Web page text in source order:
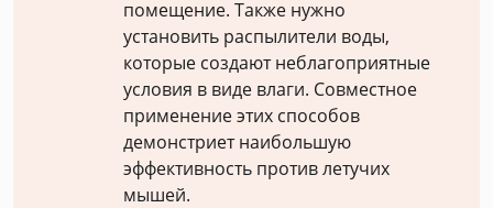
помещение. Также нужно
установить распылители воды,
которые создают неблагоприятные
условия в виде влаги. Совместное
применение этих способов
демонстриет наибольшую
эффективность против летучих
мышей.